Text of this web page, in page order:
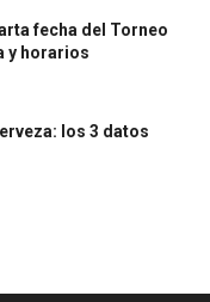
fecha del Torneo
y horarios
los 3 datos